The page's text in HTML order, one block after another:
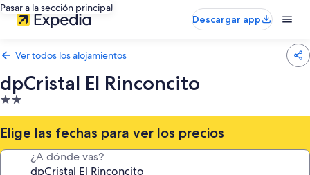
Pasar a la sección principal
Descargar app
Ver todos los alojamientos
dpCristal El Rinconcito
Alojamiento
de
2.0 estrellas
Elige las fechas para ver los precios
¿A dónde vas?